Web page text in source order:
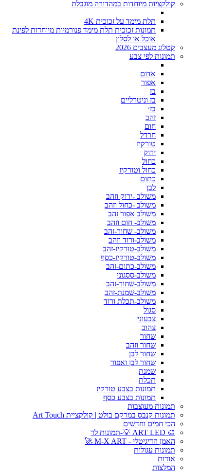
קולקציות מיוחדות במהדורה מוגבלת
תלת מימד על זכוכית 4K
תמונות זכוכית תלת מימד פנורמיות מיוחדות לפינת
אוכל או לסלון
קטלוג מעצבים 2026
תמונות לפי צבע
אדום
אפור
בז
בז וניטרליים
בז׳
זהב
חום
חרדל
טורקיז
ירוק
כחול
כחול וטורקיז
כתום
לבן
משולב -ירוק וזהב
משולב -כחול וזהב
משולב אפור זהב
משולב- חום וזהב
משולב- שחור-זהב
משולב-ורוד וזהב
משולב-טורקיז-זהב
משולב-טורקיז-כסף
משולב-כתום-זהב
משולב-ססגוני
משולב-שחור-זהב
משולב-שמנת-זהב
משולב-תכלת ורוד
סגול
צבעוני
צהוב
שחור
שחור וזהב
שחור לבן
שחור לבן ואפור
שמנת
תכלת
תמונות בצבע טורקיז
תמונות בצבע כסף
תמונות מעוצבות
תמונות קנבס במרקם בולט | קולקציית Art Touch
הכי חמים וחדשים
🎨 ART LED 💡-תמונות לד
האמן הדיגיטלי - M-X ART 🚀
תמונות עגולות
אודות
המלצות